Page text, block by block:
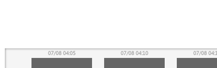
07/08 04:05 07/08 04:10 07/08